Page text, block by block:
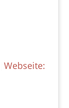
Webseite: